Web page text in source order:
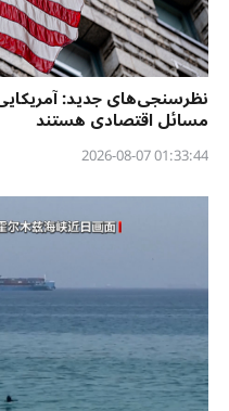
نظرسنجی‌‌های جدید:
مسائل اقتصادی هستند
01:33:44 2026-08-07